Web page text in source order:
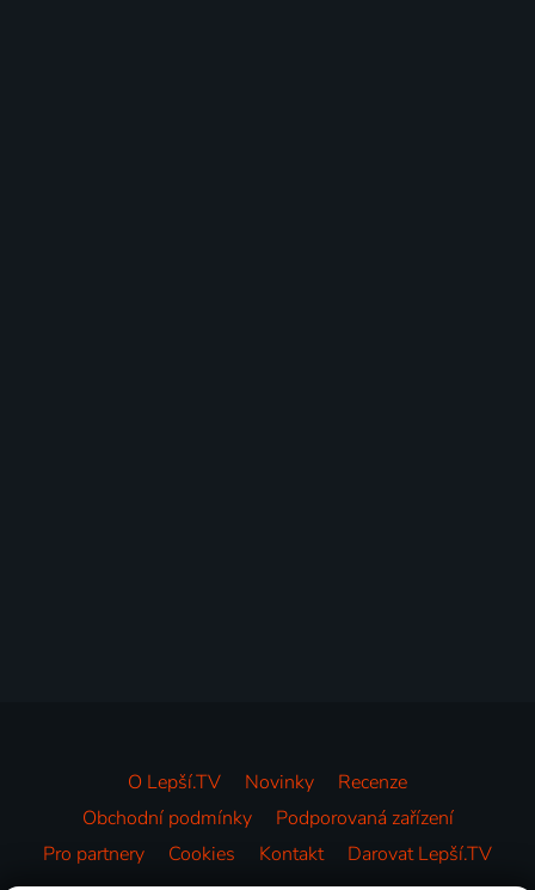
O Lepší.TV Novinky
Recenze
Obchodní podmínky
Podporovaná zařízení
Pro partnery
Cookies Kontakt Darovat Lepší.TV